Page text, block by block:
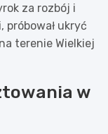
za rozbój i
próbował ukryć
terenie Wielkiej
w